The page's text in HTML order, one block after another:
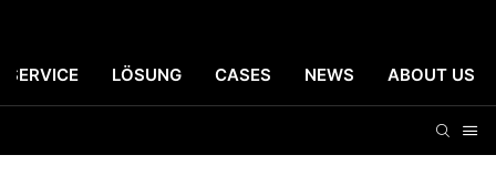
SERVICE LÖSUNG CASES NEWS ABOUT US